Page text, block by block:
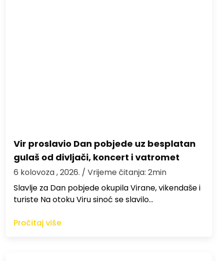
Vir proslavio Dan pobjede uz besplatan
gulaš od divljači, koncert i vatromet
6 kolovoza , 2026. / Vrijeme čitanja: 2min
Slavlje za Dan pobjede okupila Virane, vikendaše i
turiste Na otoku Viru sinoć se slavilo…
Pročitaj više